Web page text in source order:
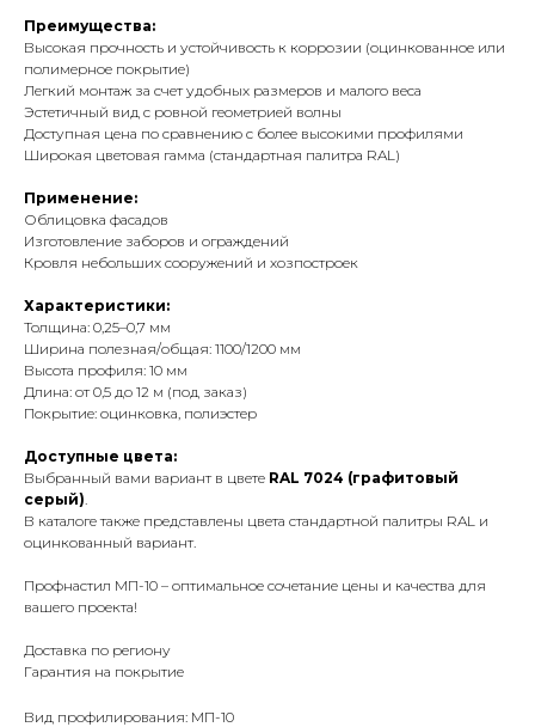
Преимущества:
Высокая прочность и устойчивость к коррозии (оцинкованное или
полимерное покрытие)
Легкий монтаж за счет удобных размеров и малого веса
Эстетичный вид с ровной геометрией волны
Доступная цена по сравнению с более высокими профилями
Широкая цветовая гамма (стандартная палитра RAL)
Применение:
Облицовка фасадов
Изготовление заборов и ограждений
Кровля небольших сооружений и хозпостроек
Характеристики:
Толщина: 0,25–0,7 мм
Ширина полезная/общая: 1100/1200 мм
Высота профиля: 10 мм
Длина: от 0,5 до 12 м (под заказ)
Покрытие: оцинковка, полиэстер
Доступные цвета:
Выбранный вами вариант в цвете RAL 7024 (графитовый
серый).
В каталоге также представлены цвета стандартной палитры RAL и
оцинкованный вариант.
Профнастил МП-10 – оптимальное сочетание цены и качества для
вашего проекта!
Доставка по региону
Гарантия на покрытие
Вид профилирования: МП-10